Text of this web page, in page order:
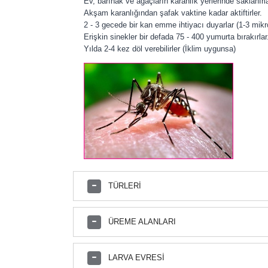
Akşam karanlığından şafak vaktine kadar aktiftirler.
2 - 3 gecede bir kan emme ihtiyacı duyarlar (1-3
Erişkin sinekler bir defada 75 - 400 yumurta bırakırlar.
Yılda 2-4 kez döl verebilirler (İklim uygunsa)
TÜRLERİ
Culex spp.
Anopheles spp.
Aedes spp.
ÜREME ALANLARI
Akarsular, ırmaklar, havuzlanmış ırmaklar
LARVA EVRESİ